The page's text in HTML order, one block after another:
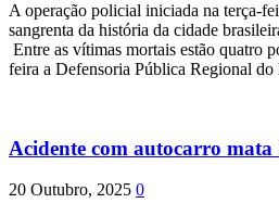
A operação policial iniciada na terça-
sangrenta da história da cidade
Entre as vítimas mortais estão quatro
feira a Defensoria Pública Regional do
Acidente com autocarro mata
20 Outubro, 2025 0